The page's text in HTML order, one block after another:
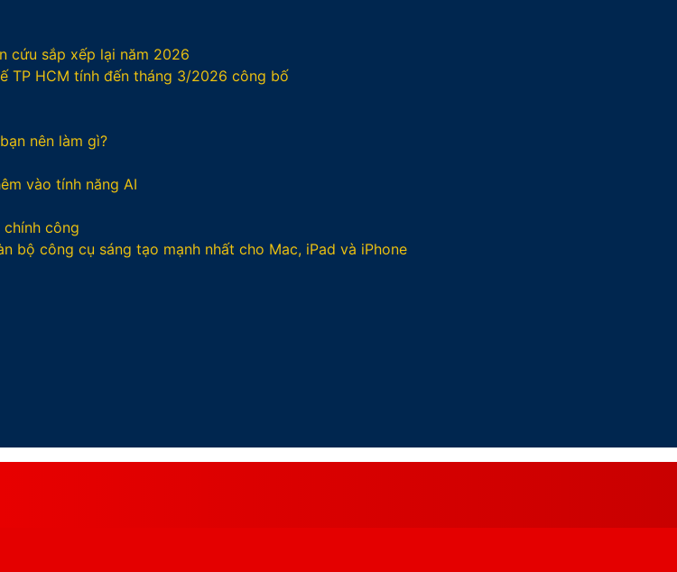
cứu sắp xếp lại năm 2026
TP HCM tính đến tháng 3/2026 công bố
nên làm gì?
vào tính năng AI
công
công cụ sáng tạo mạnh nhất cho Mac, iPad và iPhone